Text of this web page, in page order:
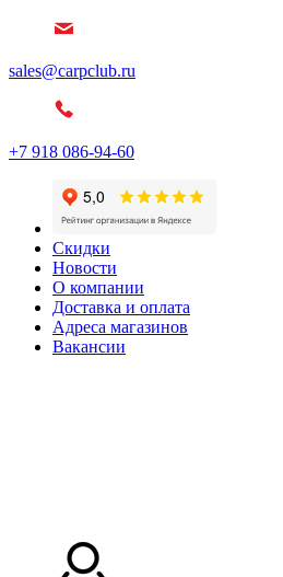
sales@carpclub.ru
+7 918 086-94-60
Скидки
Новости
О компании
Доставка и оплата
Адреса магазинов
Вакансии